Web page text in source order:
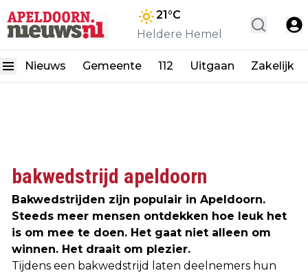
21°C
Heldere Hemel
Nieuws Gemeente 112 Uitgaan Zakelijk
bakwedstrijd apeldoorn
Bakwedstrijden zijn populair in Apeldoorn.
Steeds meer mensen ontdekken hoe leuk het
is om mee te doen. Het gaat niet alleen om
winnen. Het draait om plezier.
Tijdens een bakwedstrijd laten deelnemers hun